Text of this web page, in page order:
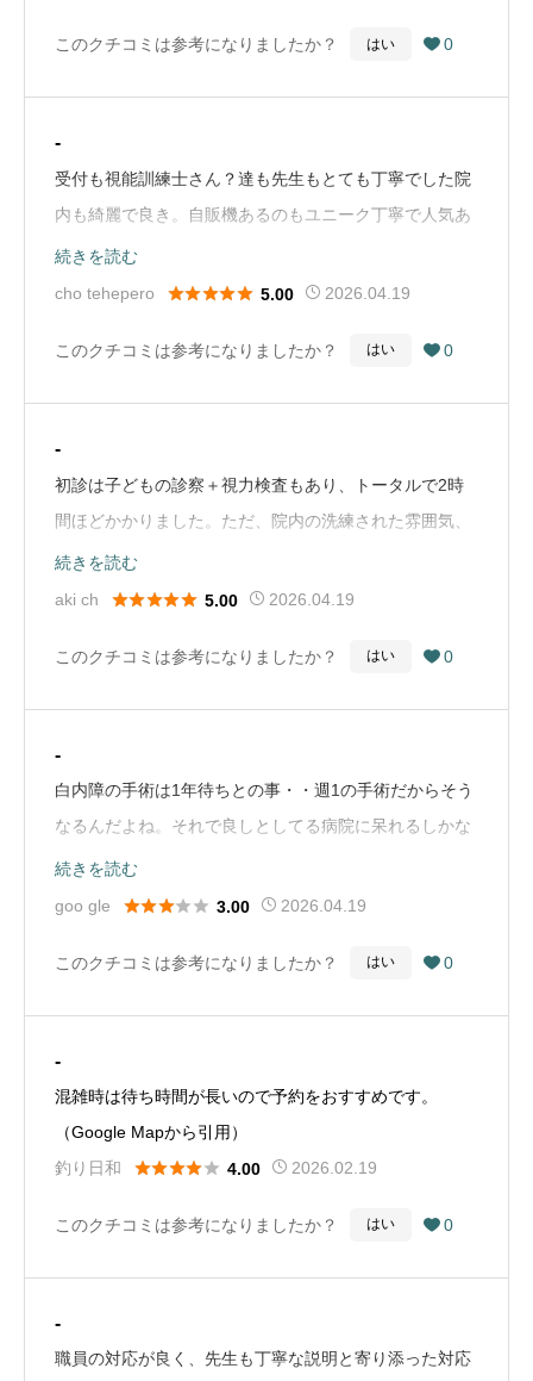
WEBの番号案内も診察状況で入れ替わるのであまりあて
このクチコミは参考になりましたか？ はい  0
-
受付も視能訓練士さん？達も先生もとても丁寧でした院
内も綺麗で良き。自販機あるのもユニーク丁寧で人気あ
るせいか待ち時間がかなりのものですが（Google Map
から引用）
続きを読む
cho tehepero
 5.00 2026.04.19
このクチコミは参考になりましたか？ はい  0
-
初診は子どもの診察＋視力検査もあり、トータルで2時
間ほどかかりました。ただ、院内の洗練された雰囲気、
清潔感、先生のとても丁寧な説明、検査してくれた方の
子どもへの優しい対応等、本当に居心地の良い病院でし
です(^^)次回もお世話になろうと思います。ありがとう
続きを読む
aki ch
 5.00 2026.04.19
このクチコミは参考になりましたか？ はい  0
-
白内障の手術は1年待ちとの事・・週1の手術だからそう
なるんだよね。それで良しとしてる病院に呆れるしかな
い。 しかし皆さんの低評価は私は感じなかった。簡単
な検査のみ先にやってくれて医師の診察は1時間程待つ
待ち時間も確認出来るとの事。何の不満もない良い病院
は、薬手帳も持ってないし・・健康保険証も今では発行
されてないのにw・・（Google Mapから引用）
続きを読む
goo gle
 3.00 2026.04.19
このクチコミは参考になりましたか？ はい  0
-
混雑時は待ち時間が長いので予約をおすすめです。
（Google Mapから引用）
釣り日和
 4.00 2026.02.19
このクチコミは参考になりましたか？ はい  0
-
職員の対応が良く、先生も丁寧な説明と寄り添った対応